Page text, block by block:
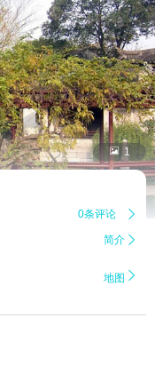
 1
0条评论 
简介 
地图 